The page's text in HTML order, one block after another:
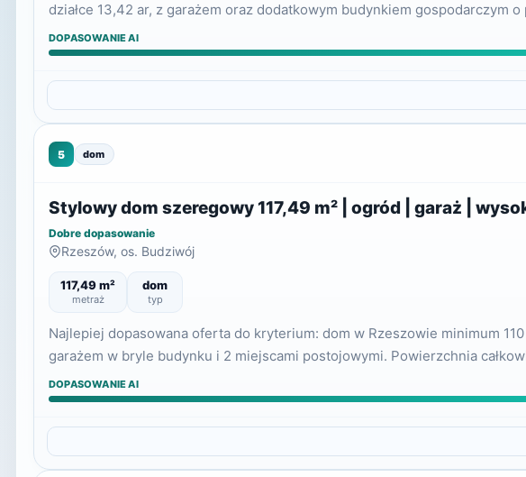
działce 13,42 ar, z garażem oraz dodatkowym budynkiem gospodarczym
DOPASOWANIE AI
5 dom
Stylowy dom szeregowy 117,49 m² | ogród | garaż |
Dobre dopasowanie
Rzeszów, os. Budziwój
117,49 m²
metraż
dom
typ
Najlepiej dopasowana oferta do kryterium: dom w Rzeszowie minimum
garażem w bryle budynku i 2 miejscami postojowymi. Powierzchnia
DOPASOWANIE AI